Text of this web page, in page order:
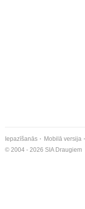
Iepazīšanās Mobilā versija
© 2004 - 2026 SIA Draugiem